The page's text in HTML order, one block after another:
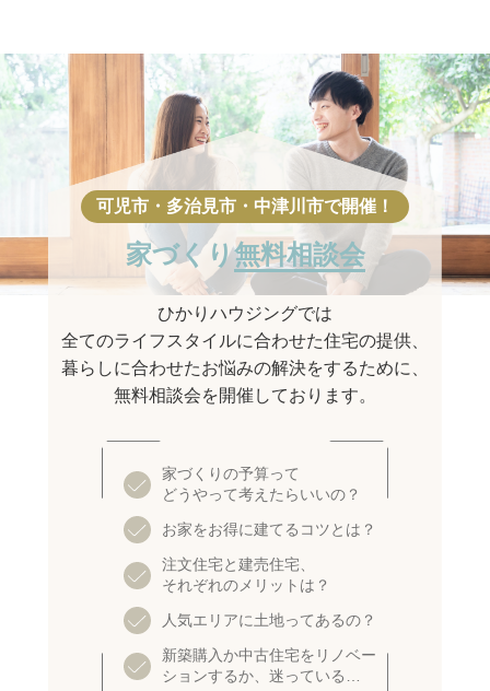
家づくり無料相談会
ひかりハウジングでは
全てのライフスタイルに合わせた住宅の提供、
暮らしに合わせたお悩みの解決をするために、
無料相談会を開催しております。
家づくりの予算って
どうやって考えたらいいの？
お家をお得に建てるコツとは？
注文住宅と建売住宅、
それぞれのメリットは？
人気エリアに土地ってあるの？
新築購入か中古住宅をリノベー
ションするか、迷っている…